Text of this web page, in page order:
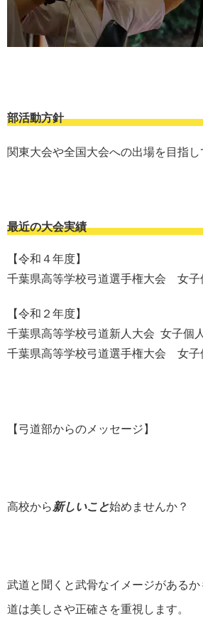
部活動方針
関東大会や全国大会への出場を目指し
最近の大会実績
【令和４年度】
千葉県高等学校弓道選手権大会 女子
【令和２年度】
千葉県高等学校弓道新人大会 女子個
千葉県高等学校弓道選手権大会 女子
【弓道部からのメッセージ】
高校から新しいこと始めませんか？
武道と聞くと武骨なイメージがある
道は美しさや正確さを重視します。